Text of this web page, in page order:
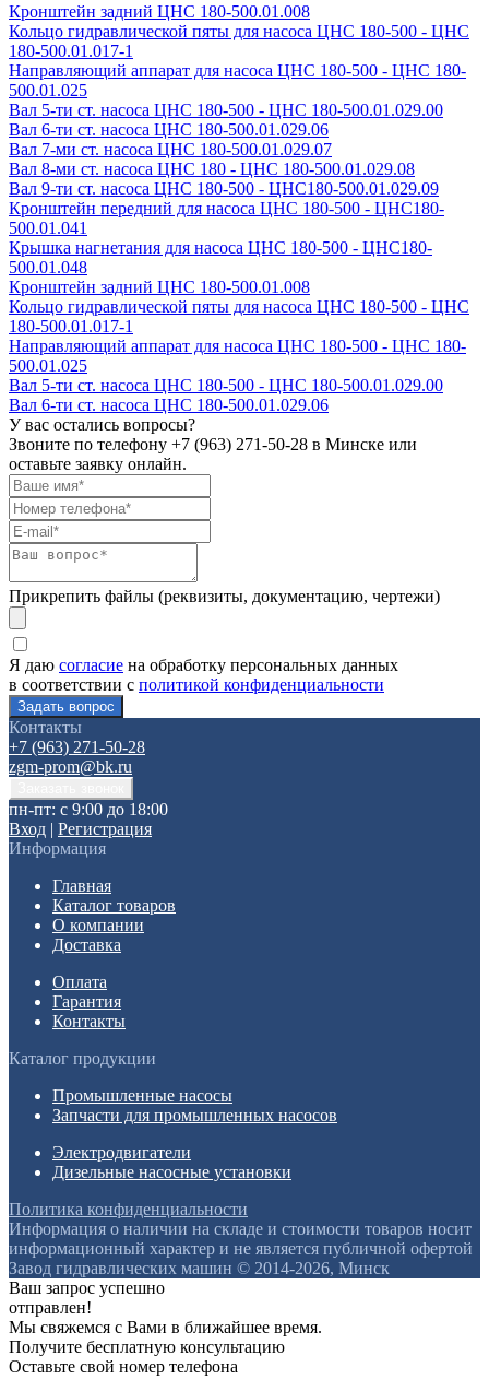
Кронштейн задний ЦНС 180-500.01.008
Кольцо гидравлической пяты для насоса ЦНС 180-500 - ЦНС
180-500.01.017-1
Направляющий аппарат для насоса ЦНС 180-500 - ЦНС 180-
500.01.025
Вал 5-ти ст. насоса ЦНС 180-500 - ЦНС 180-500.01.029.00
Вал 6-ти ст. насоса ЦНС 180-500.01.029.06
Вал 7-ми ст. насоса ЦНС 180-500.01.029.07
Вал 8-ми ст. насоса ЦНС 180 - ЦНС 180-500.01.029.08
Вал 9-ти ст. насоса ЦНС 180-500 - ЦНС180-500.01.029.09
Кронштейн передний для насоса ЦНС 180-500 - ЦНС180-
500.01.041
Крышка нагнетания для насоса ЦНС 180-500 - ЦНС180-
500.01.048
Кронштейн задний ЦНС 180-500.01.008
Кольцо гидравлической пяты для насоса ЦНС 180-500 - ЦНС
180-500.01.017-1
Направляющий аппарат для насоса ЦНС 180-500 - ЦНС 180-
500.01.025
Вал 5-ти ст. насоса ЦНС 180-500 - ЦНС 180-500.01.029.00
Вал 6-ти ст. насоса ЦНС 180-500.01.029.06
У вас остались вопросы?
Звоните по телефону +7 (963) 271-50-28 в Минске или
оставьте заявку онлайн.
Прикрепить файлы (реквизиты, документацию, чертежи)
Я даю согласие на обработку персональных данных
в соответствии с политикой конфиденциальности
Контакты
+7 (963) 271-50-28
zgm-prom@bk.ru
пн-пт: с 9:00 до 18:00
Вход | Регистрация
Информация
Главная
Каталог товаров
О компании
Доставка
Оплата
Гарантия
Контакты
Каталог продукции
Промышленные насосы
Запчасти для промышленных насосов
Электродвигатели
Дизельные насосные установки
Политика конфиденциальности
Информация о наличии на складе и стоимости товаров носит
информационный характер и не является публичной офертой
Завод гидравлических машин © 2014-2026, Минск
Ваш запрос успешно
отправлен!
Мы свяжемся с Вами в ближайшее время.
Получите бесплатную консультацию
Оставьте свой номер телефона